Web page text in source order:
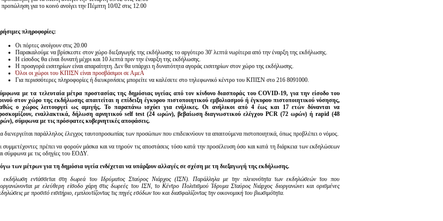
για το κοινό ανοίγει την Πέμπτη 10/02 στις 12.00
πληροφορίες:
Οι πόρτες ανοίγουν στις 20.00
Παρακαλούμε να βρίσκεστε στον χώρο διεξαγωγής της εκδήλωσης το αργότερο 30' λεπτά νωρίτερα από την έναρξη της εκδήλωσης.
Η είσοδος θα είναι δυνατή μέχρι και 10 λεπτά πριν την έναρξη της εκδήλωσης.
Η προαγορά εισιτηρίων είναι απαραίτητη. Δεν θα υπάρχει η δυνατότητα αγοράς εισιτηρίων στον χώρο της εκδήλωσης.
Όλοι οι χώροι του ΚΠΙΣΝ είναι προσβάσιμοι σε ΑμεΑ
Για περισσότερες πληροφορίες ή διευκρινίσεις μπορείτε να καλέσετε στο τηλεφωνικό κέντρο του ΚΠΙΣΝ στο 216 8091000.
με τα τελευταία μέτρα προστασίας της δημόσιας υγείας από τον κίνδυνο διασποράς του COVID-19, για την είσοδο του
στον χώρο της εκδήλωσης απαιτείται η επίδειξη έγκυρου πιστοποιητικού εμβολιασμού ή έγκυρου πιστοποιητικού νόσησης,
ο χώρος λειτουργεί ως αμιγής. Το παραπάνω ισχύει για ενήλικες. Οι ανήλικοι από 4 έως και 17 ετών δύνανται να
εναλλακτικά, δήλωση αρνητικού self test (24 ωρών), βεβαίωση διαγνωστικού ελέγχου PCR (72 ωρών) ή rapid (48
σύμφωνα με τις πρόσφατες κυβερνητικές αποφάσεις.
διενεργείται παράλληλος έλεγχος ταυτοπροσωπίας των προσώπων που επιδεικνύουν τα απαιτούμενα πιστοποιητικά, όπως προβλέπει ο νόμος.
συμμετέχοντες πρέπει να φορούν μάσκα και να τηρούν τις αποστάσεις τόσο κατά την προσέλευση όσο και κατά τη διάρκεια των εκδηλώσεων
σύμφωνα με τις οδηγίες του ΕΟΔΥ.
των μέτρων για τη δημόσια υγεία ενδέχεται να υπάρξουν αλλαγές σε σχέση με τη διεξαγωγή της εκδήλωσης.
εντάσσεται στη δωρεά του Ιδρύματος Σταύρος Νιάρχος (ΙΣΝ). Παράλληλα με την πλειονότητα των εκδηλώσεών του που
με ελεύθερη είσοδο χάρη στις δωρεές του ΙΣΝ, το Κέντρο Πολιτισμού Ίδρυμα Σταύρος Νιάρχος διοργανώνει και ορισμένες
με προσιτό εισιτήριο, εμπλουτίζοντας τις πηγές εσόδων του και διασφαλίζοντας την οικονομική του βιωσιμότητα.